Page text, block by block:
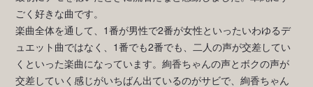
ごく好きな曲です。
楽曲全体を通して、1番が男性で2番が女性といったいわゆるデ
ュエット曲ではなく、1番でも2番でも、二人の声が交差してい
くといった楽曲になっています。絢香ちゃんの声とボクの声が
交差していく感じがいちばん出ているのがサビで、絢香ちゃん